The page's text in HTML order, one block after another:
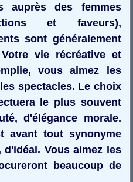
auprès des femmes
et faveurs),
sont généralement
vie récréative et
vous aimez les
spectacles. Le choix
le plus souvent
d'élégance morale.
avant tout synonyme
Vous aimez les
beaucoup de